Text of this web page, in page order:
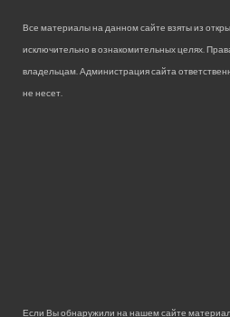
Все материалы на данном сайте взяты из
исключительно в ознакомительных целях.
владельцам. Администрация сайта
не несет.
Если Вы обнаружили на нашем сайте